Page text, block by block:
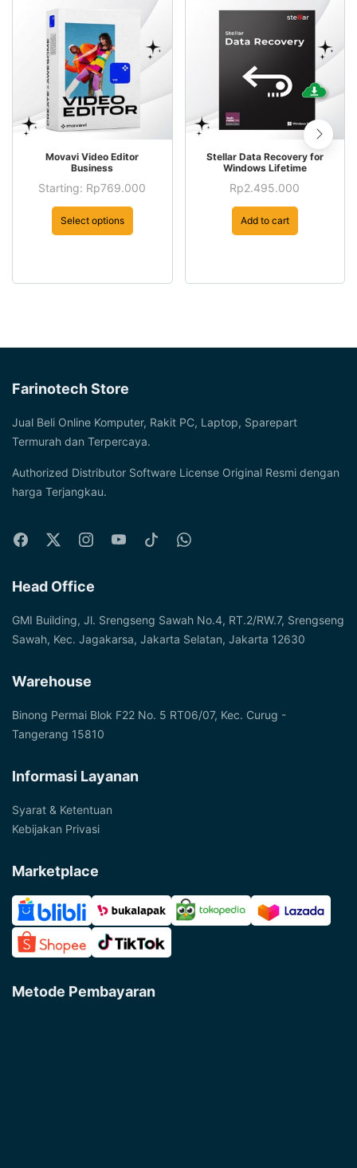
multiple
may
page
Movavi Video Editor
Business
Starting: Rp769.000
Select options
product
has
on
product
page
Stellar Data Recovery for
Windows Lifetime
Rp2.495.000
Add to cart
Farinotech Store
Jual Beli Online Komputer, Rakit PC, Laptop, Sparepart
Termurah dan Terpercaya.
Authorized Distributor Software License Original Resmi dengan
harga Terjangkau.
Head Office
GMI Building, Jl. Srengseng Sawah No.4, RT.2/RW.7, Srengseng
Sawah, Kec. Jagakarsa, Jakarta Selatan, Jakarta 12630
Warehouse
Binong Permai Blok F22 No. 5 RT06/07, Kec. Curug -
Tangerang 15810
Informasi Layanan
Syarat & Ketentuan
Kebijakan Privasi
Marketplace
Metode Pembayaran